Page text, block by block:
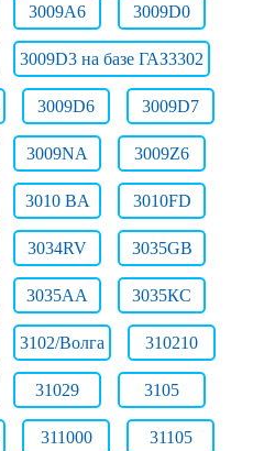
3009A6 3009D0
3009D3 на базе ГАЗ3302
3009D6 3009D7
3009NA 3009Z6
3010 BA 3010FD
3034RV 3035GB
3035АА 3035КС
3102/Волга 310210
31029 3105
311000 31105